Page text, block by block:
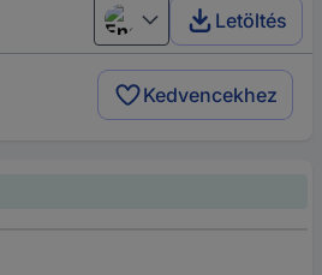
English Letöltés
Kedvencekhez